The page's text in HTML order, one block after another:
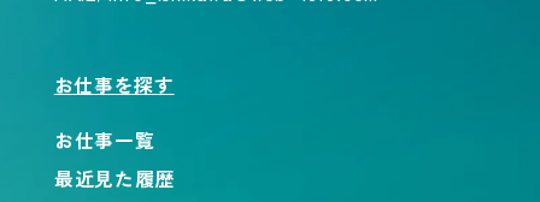
お仕事を探す
お仕事一覧
最近見た履歴